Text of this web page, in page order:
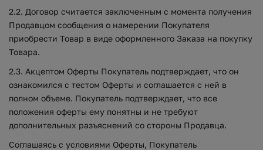
2.2. Договор считается заключенным с момента получения
Продавцом сообщения о намерении Покупателя
приобрести Товар в виде оформленного Заказа на покупку
Товара.
2.3. Акцептом Оферты Покупатель подтверждает, что он
ознакомился с тестом Оферты и соглашается с ней в
полном объеме. Покупатель подтверждает, что все
положения оферты ему понятны и не требуют
дополнительных разъяснений со стороны Продавца.
Соглашаясь с условиями Оферты, Покупатель